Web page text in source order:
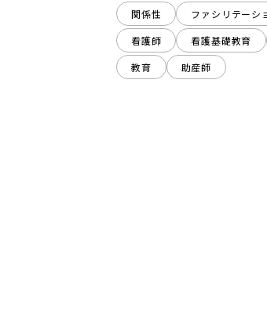
関係性
ファシリテーシ
看護師
看護基礎教育
教育
助産師